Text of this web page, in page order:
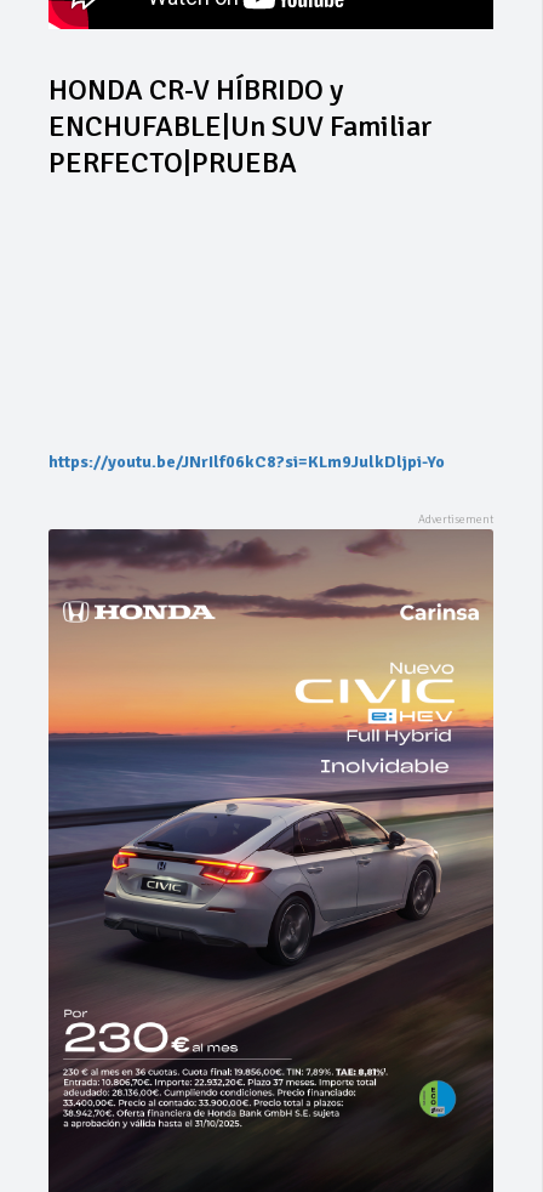
HONDA CR-V HÍBRIDO y
ENCHUFABLE|Un SUV Familiar
PERFECTO|PRUEBA
https://youtu.be/JNrIlf06kC8?si=KLm9JulkDljpi-Yo